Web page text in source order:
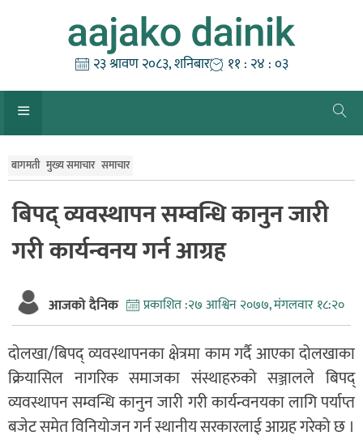
२३ श्रावण २०८३, शनिबार ११ : २४ : ०४
बागमती मुख्य समाचार समाचार
बिपद् व्यवस्थापन सम्वन्धि कानुन जारी
गरी कार्यन्वनय गर्न आग्रह
आजको दैनिक प्रकाशित :२७ आश्विन २०७७, मंगलवार १८:२०
दाेलखा/बिपद् व्यवस्थापनका क्षेत्रमा काम गर्दै आएका दोलखाका
क्रियासिल नागरिक समाजका संस्थाहरुको सञ्जालले बिपद्
व्यवस्थापन सम्वन्धि कानुन जारी गरी कार्यन्वनयका लागि पर्याप्त
बजेट समेत विनियोजन गर्न स्थानीय सरकारलाई आग्रह गरेको छ ।